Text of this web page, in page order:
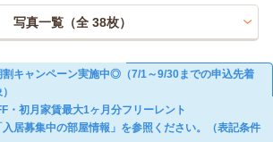
写真一覧（全 38枚）
キャンペーン実施中◎（7/1～9/30までの申込先着
・初月家賃最大1ヶ月分フリーレント
居募集中の部屋情報」を参照ください。（表記条件